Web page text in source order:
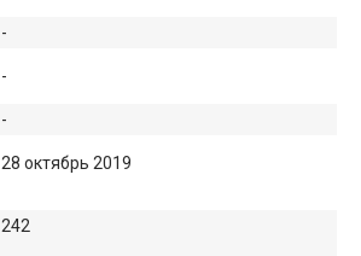
-
-
-
28 октябрь 2019
242